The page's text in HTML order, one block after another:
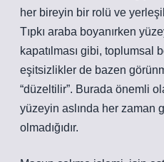
her bireyin bir rolü ve
Tıpkı araba boyanırken
kapatılması gibi, toplumsal
eşitsizlikler de bazen
“düzeltilir”. Burada önemli
yüzeyin aslında her zaman
olmadığıdır.